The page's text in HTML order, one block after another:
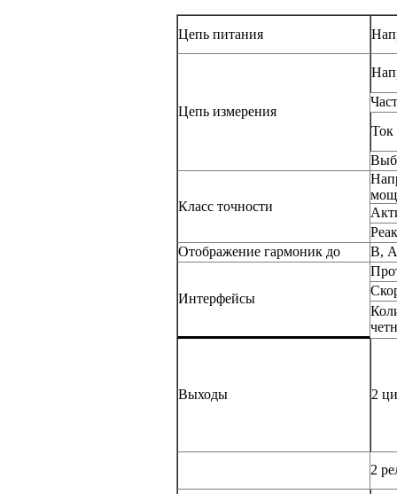
Цепь питания
Цепь измерения
Ток
Класс точности
Отображение гармоник до
В, А
Интерфейсы
Выходы 2
2